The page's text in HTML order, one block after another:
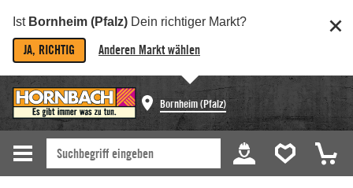
Ist Bornheim (Pfalz) Dein richtiger Markt?
JA, RICHTIG Anderen Markt wählen
Bornheim (Pfalz)